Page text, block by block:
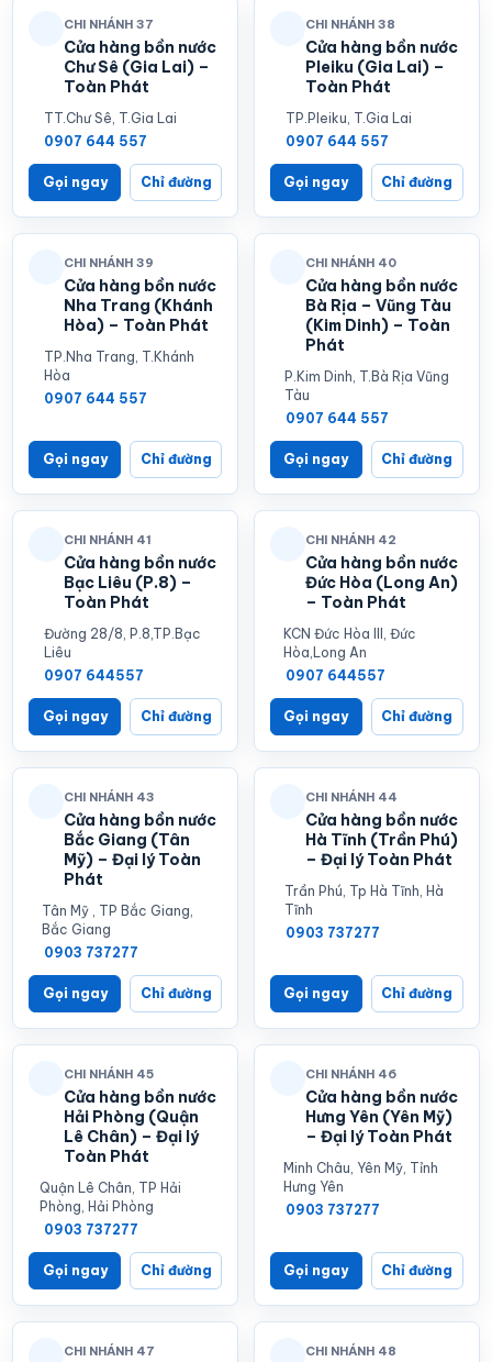
CHI NHÁNH 37
Cửa hàng bồn nước
Chư Sê (Gia Lai) –
Toàn Phát
TT.Chư Sê, T.Gia Lai
0907 644 557
Gọi ngay Chỉ đường
CHI NHÁNH 38
Cửa hàng bồn nước
Pleiku (Gia Lai) –
Toàn Phát
TP.Pleiku, T.Gia Lai
0907 644 557
Gọi ngay Chỉ đường
CHI NHÁNH 39
Cửa hàng bồn nước
Nha Trang (Khánh
Hòa) – Toàn Phát
TP.Nha Trang, T.Khánh
Hòa
0907 644 557
Gọi ngay Chỉ đường
CHI NHÁNH 40
Cửa hàng bồn nước
Bà Rịa – Vũng Tàu
(Kim Dinh) – Toàn
Phát
P.Kim Dinh, T.Bà Rịa Vũng
Tàu
0907 644 557
Gọi ngay Chỉ đường
CHI NHÁNH 41
Cửa hàng bồn nước
Bạc Liêu (P.8) –
Toàn Phát
Đường 28/8, P.8,TP.Bạc
Liêu
0907 644557
Gọi ngay Chỉ đường
CHI NHÁNH 42
Cửa hàng bồn nước
Đức Hòa (Long An)
– Toàn Phát
KCN Đức Hòa III, Đức
Hòa,Long An
0907 644557
Gọi ngay Chỉ đường
CHI NHÁNH 43
Cửa hàng bồn nước
Bắc Giang (Tân
Mỹ) – Đại lý Toàn
Phát
Tân Mỹ , TP Bắc Giang,
Bắc Giang
0903 737277
Gọi ngay Chỉ đường
CHI NHÁNH 44
Cửa hàng bồn nước
Hà Tĩnh (Trần Phú)
– Đại lý Toàn Phát
Trần Phú, Tp Hà Tĩnh, Hà
Tĩnh
0903 737277
Gọi ngay Chỉ đường
CHI NHÁNH 45
Cửa hàng bồn nước
Hải Phòng (Quận
Lê Chân) – Đại lý
Toàn Phát
Quận Lê Chân, TP Hải
Phòng, Hải Phòng
0903 737277
Gọi ngay Chỉ đường
CHI NHÁNH 46
Cửa hàng bồn nước
Hưng Yên (Yên Mỹ)
– Đại lý Toàn Phát
Minh Châu, Yên Mỹ, Tỉnh
Hưng Yên
0903 737277
Gọi ngay Chỉ đường
CHI NHÁNH 47 CHI NHÁNH 48